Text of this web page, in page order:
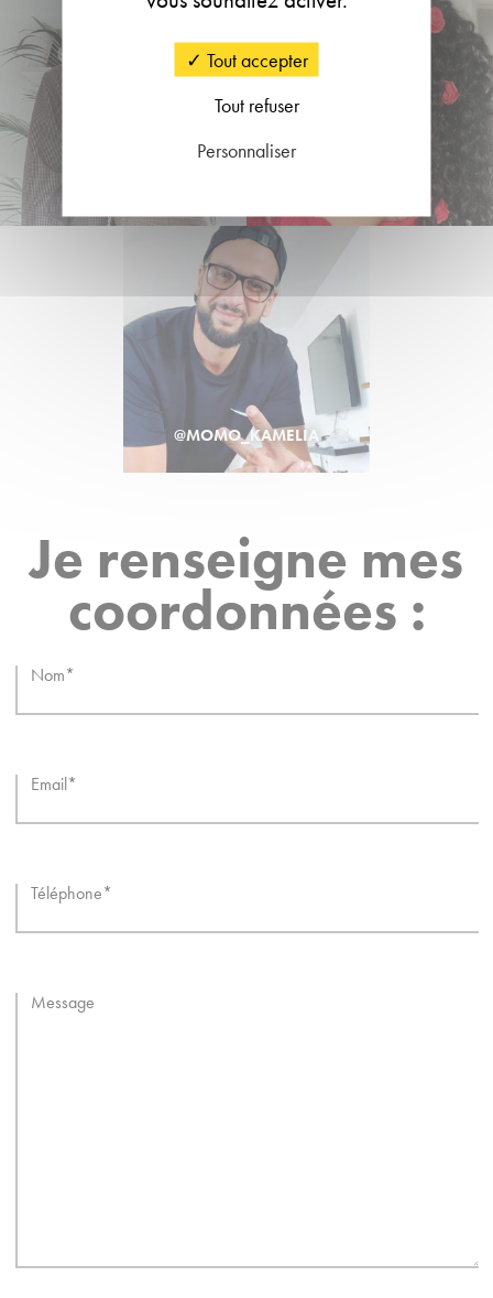
@MOMO_KAMELIA
Je renseigne mes
coordonnées :
Nom
Email
Téléphone
Message
Tout accepter
Tout refuser
Personnaliser